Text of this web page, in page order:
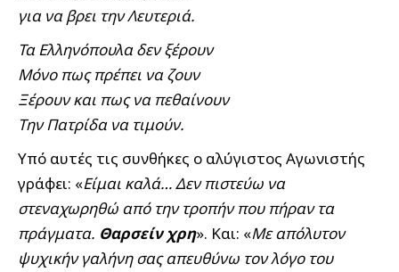
για να βρει την Λευτεριά.
Τα Ελληνόπουλα δεν ξέρουν
Μόνο πως πρέπει να ζουν
Ξέρουν και πως να πεθαίνουν
Την Πατρίδα να τιμούν.
Υπό αυτές τις συνθήκες ο αλύγιστος Αγωνιστής
γράφει: «Είμαι καλά… Δεν πιστεύω να
στεναχωρηθώ από την τροπήν που πήραν τα
πράγματα. Θαρσείν χρη». Και: «Με απόλυτον
ψυχικήν γαλήνη σας απευθύνω τον λόγο του